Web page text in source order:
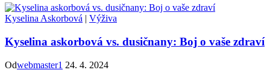
Kyselina Askorbová | Výživa
Kyselina askorbová vs. dusičnany: Boj o vaše zdraví
Odwebmaster1 24. 4. 2024